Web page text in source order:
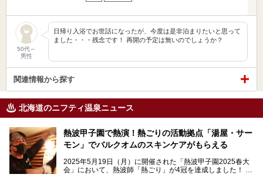
50代～
男性
日帰り入浴でお世話になったが、今度は是非泊まりたいと思って
ました・・・残念です！ 再開の予定は無いのでしょうか？
関連情報から探す
北海道のニフティ温泉ニュース
熱波甲子園で熱演！熱ごりの活動拠点「湯屋・サー
モン」でバルクオムのスキンケアがもらえる
2025年5月19日（月）に開催された「熱波甲子園2025春大
会」において、熱波師「熱ごり」が4冠を達成しました！